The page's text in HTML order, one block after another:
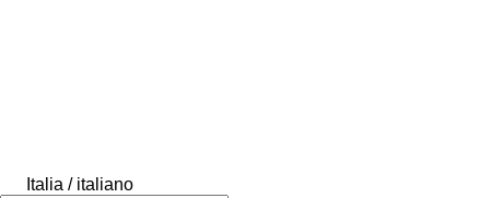
Italia / italiano